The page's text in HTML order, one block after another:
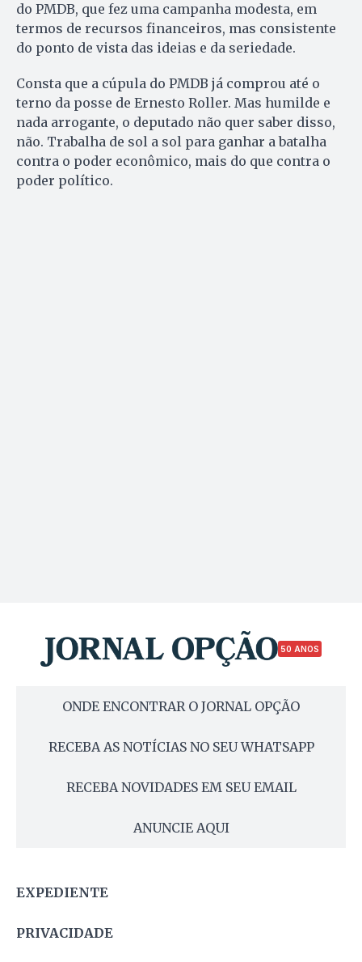
do PMDB, que fez uma campanha modesta, em
termos de recursos financeiros, mas consistente
do ponto de vista das ideias e da seriedade.
Consta que a cúpula do PMDB já comprou até o
terno da posse de Ernesto Roller. Mas humilde e
nada arrogante, o deputado não quer saber disso,
não. Trabalha de sol a sol para ganhar a batalha
contra o poder econômico, mais do que contra o
poder político.
50 ANOS
ONDE ENCONTRAR O JORNAL OPÇÃO
RECEBA AS NOTÍCIAS NO SEU WHATSAPP
RECEBA NOVIDADES EM SEU EMAIL
ANUNCIE AQUI
EXPEDIENTE
PRIVACIDADE